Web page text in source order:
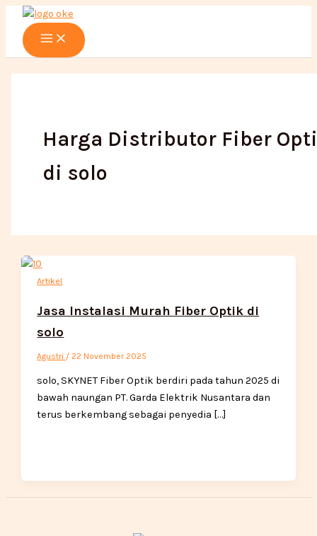
Lewati
konten
Main
Menu
Harga Distributor Fiber
di solo
Artikel
Jasa Instalasi Murah Fiber Optik di
solo
Agustri / 22 November 2025
solo, SKYNET Fiber Optik berdiri pada tahun 2025 di
bawah naungan PT. Garda Elektrik Nusantara dan
terus berkembang sebagai penyedia […]